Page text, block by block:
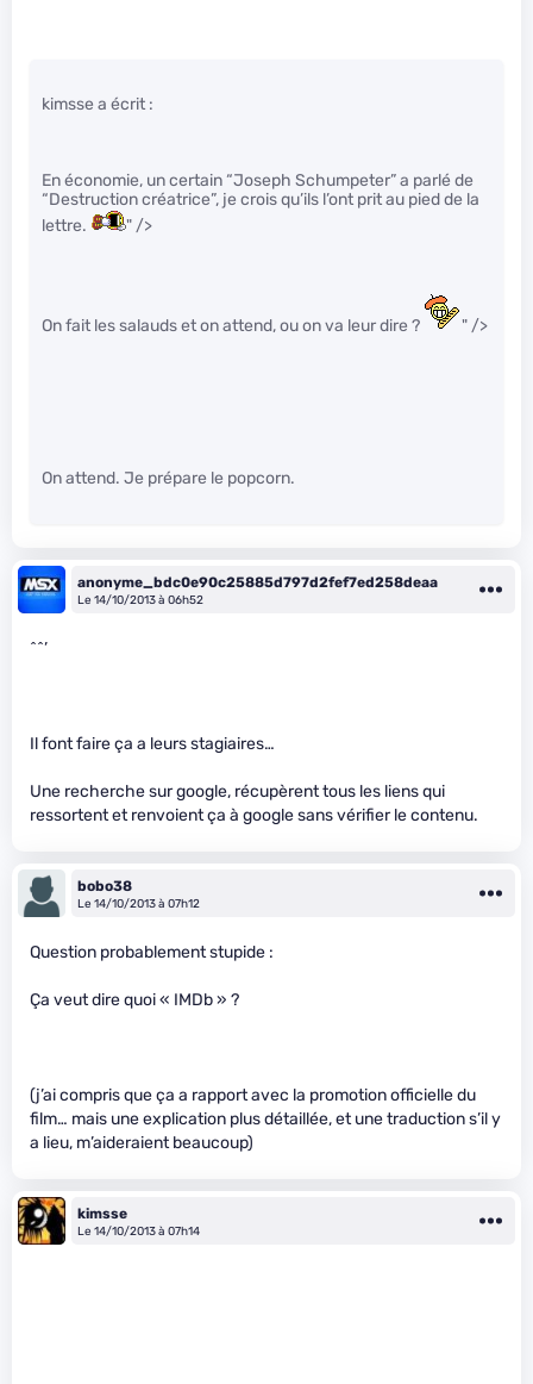
kimsse a écrit :
En économie, un certain “Joseph Schumpeter” a parlé de
“Destruction créatrice”, je crois qu’ils l’ont prit au pied de la
lettre.
" />
On fait les salauds et on attend, ou on va leur dire ? " />
On attend. Je prépare le popcorn.
anonyme_bdc0e90c25885d797d2fef7ed258deaa
Le 14/10/2013 à 06h52
^^’
Il font faire ça a leurs stagiaires…
Une recherche sur google, récupèrent tous les liens qui
ressortent et renvoient ça à google sans vérifier le contenu.
bobo38
Le 14/10/2013 à 07h12
Question probablement stupide :
Ça veut dire quoi « IMDb » ?
(j’ai compris que ça a rapport avec la promotion officielle du
film… mais une explication plus détaillée, et une traduction s’il y
a lieu, m’aideraient beaucoup)
kimsse
Le 14/10/2013 à 07h14